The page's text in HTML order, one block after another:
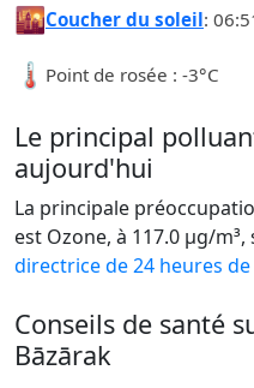
🌇Coucher du soleil:
🌡️ Point de rosée : -3°C
Le principal
aujourd'hui
La principale
est Ozone, à 117.0 µg/
directrice de 24 heures de
Conseils de santé
Bāzārak